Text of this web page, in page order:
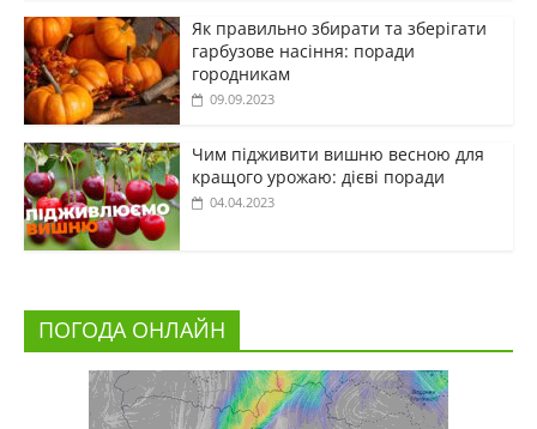
Як правильно збирати та зберігати
гарбузове насіння: поради
городникам
09.09.2023
Чим підживити вишню весною для
кращого урожаю: дієві поради
04.04.2023
ПОГОДА ОНЛАЙН